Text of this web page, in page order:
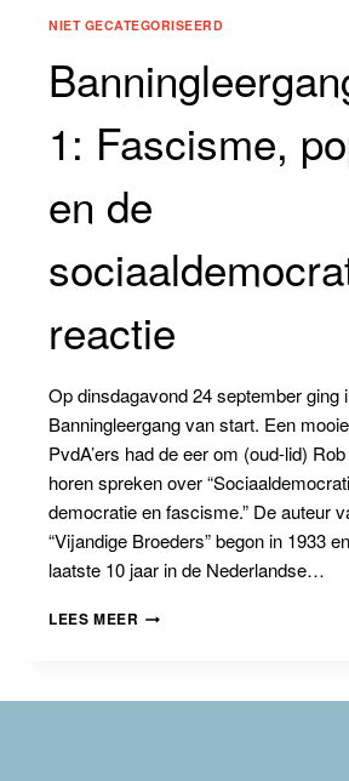
NIET GECATEGORISEERD
1: Fascisme,
en de
reactie
Op dinsdagavond 24 september ging
Banningleergang van start. Een
PvdA’ers had de eer om (oud-lid)
horen spreken over
democratie en fascisme.” De auteur
“Vijandige Broeders” begon in 1933
laatste 10 jaar in de Nederlandse…
LEES MEER BANNINGLEERGANG
POPULISME